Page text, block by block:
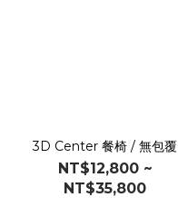
3D Center 餐椅 / 無包覆
NT$12,800 ~
NT$35,800